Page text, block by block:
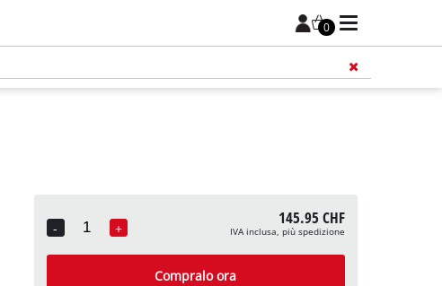
0
-
Quantity
+ 145.95 CHF
IVA inclusa, più spedizione
Compralo ora